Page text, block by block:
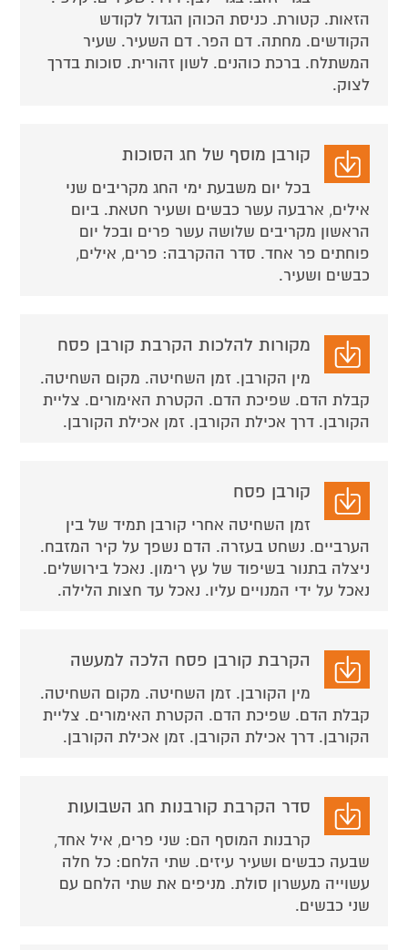
הזאות. קטורת. כניסת הכוהן הגדול לקודש
הקודשים. מחתה. דם הפר. דם השעיר. שעיר
המשתלח. ברכת כוהנים. לשון זהורית. סוכות בדרך
לצוק.
קורבן מוסף של חג הסוכות
בכל יום משבעת ימי החג מקריבים שני
אילים, ארבעה עשר כבשים ושעיר חטאת. ביום
הראשון מקריבים שלושה עשר פרים ובכל יום
פוחתים פר אחד. סדר ההקרבה: פרים, אילים,
כבשים ושעיר.
מקורות להלכות הקרבת קורבן פסח
מין הקורבן. זמן השחיטה. מקום השחיטה.
קבלת הדם. שפיכת הדם. הקטרת האימורים. צליית
הקורבן. דרך אכילת הקורבן. זמן אכילת הקורבן.
קורבן פסח
זמן השחיטה אחרי קורבן תמיד של בין
הערביים. נשחט בעזרה. הדם נשפך על קיר המזבח.
ניצלה בתנור בשיפוד של עץ רימון. נאכל בירושלים.
נאכל על ידי המנויים עליו. נאכל עד חצות הלילה.
הקרבת קורבן פסח הלכה למעשה
מין הקורבן. זמן השחיטה. מקום השחיטה.
קבלת הדם. שפיכת הדם. הקטרת האימורים. צליית
הקורבן. דרך אכילת הקורבן. זמן אכילת הקורבן.
סדר הקרבת קורבנות חג השבועות
קרבנות המוסף הם: שני פרים, איל אחד,
שבעה כבשים ושעיר עיזים. שתי הלחם: כל חלה
עשוייה מעשרון סולת. מניפים את שתי הלחם עם
שני כבשים.